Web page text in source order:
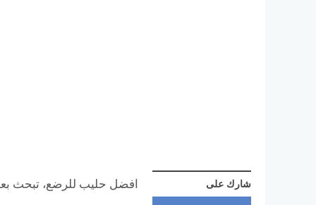
افضل حليب للرضع، تبحث شارك على